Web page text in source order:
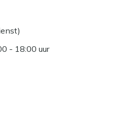
- 18:00 uur